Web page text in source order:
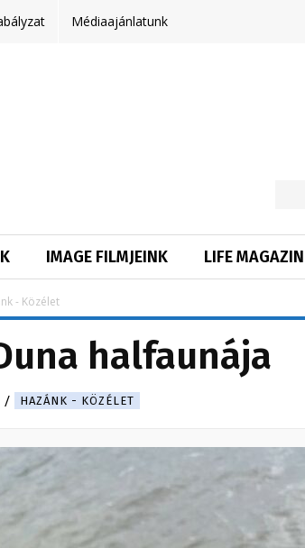
Médiaajánlatunk
IMAGE FILMJEINK LIFE MAGAZIN
- Közélet
halfaunája
HAZÁNK - KÖZÉLET